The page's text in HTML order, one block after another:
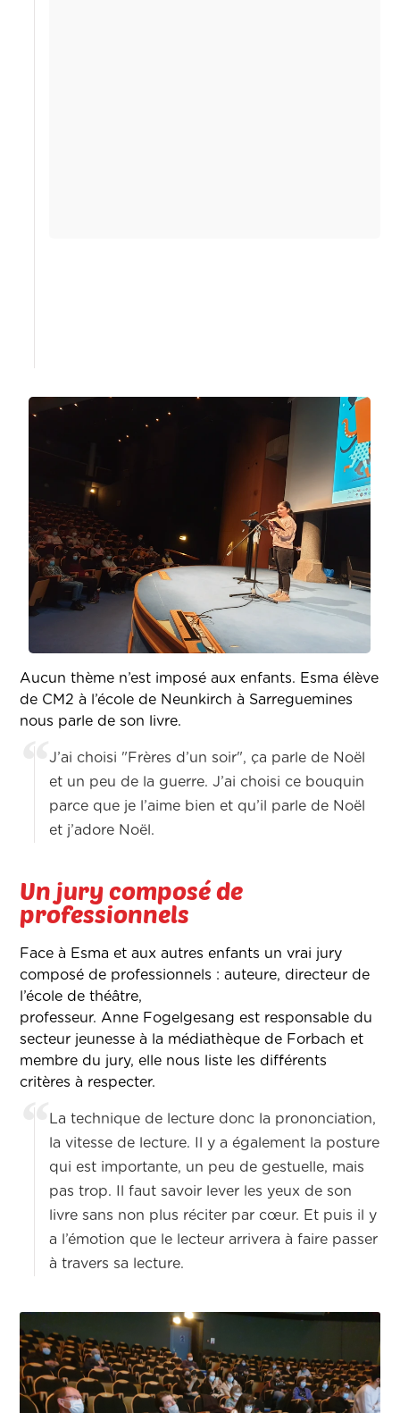
Aucun thème n’est imposé aux enfants. Esma élève
de CM2 à l’école de Neunkirch à Sarreguemines
nous parle de son livre.
J’ai choisi "Frères d’un soir", ça parle de Noël
et un peu de la guerre. J’ai choisi ce bouquin
parce que je l’aime bien et qu’il parle de Noël
et j’adore Noël.
Un jury composé de
professionnels
Face à Esma et aux autres enfants un vrai jury
composé de professionnels : auteure, directeur de
l’école de théâtre,
professeur. Anne Fogelgesang est responsable du
secteur jeunesse à la médiathèque de Forbach et
membre du jury, elle nous liste les différents
critères à respecter.
La technique de lecture donc la prononciation,
la vitesse de lecture. Il y a également la posture
qui est importante, un peu de gestuelle, mais
pas trop. Il faut savoir lever les yeux de son
livre sans non plus réciter par cœur. Et puis il y
a l’émotion que le lecteur arrivera à faire passer
à travers sa lecture.